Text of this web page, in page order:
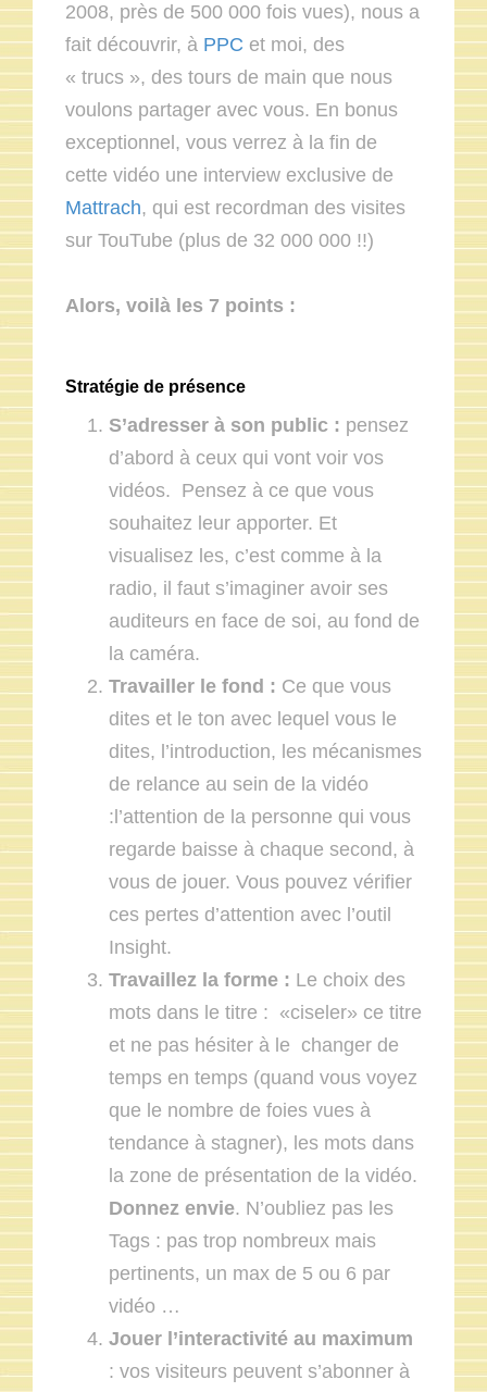
2008, près de 500 000 fois vues), nous a
fait découvrir, à PPC et moi, des
« trucs », des tours de main que nous
voulons partager avec vous. En bonus
exceptionnel, vous verrez à la fin de
cette vidéo une interview exclusive de
Mattrach, qui est recordman des visites
sur TouTube (plus de 32 000 000 !!)
Alors, voilà les 7 points :
Stratégie de présence
S’adresser à son public : pensez
d’abord à ceux qui vont voir vos
vidéos. Pensez à ce que vous
souhaitez leur apporter. Et
visualisez les, c’est comme à la
radio, il faut s’imaginer avoir ses
auditeurs en face de soi, au fond de
la caméra.
Travailler le fond : Ce que vous
dites et le ton avec lequel vous le
dites, l’introduction, les mécanismes
de relance au sein de la vidéo
:l’attention de la personne qui vous
regarde baisse à chaque second, à
vous de jouer. Vous pouvez vérifier
ces pertes d’attention avec l’outil
Insight.
Travaillez la forme : Le choix des
mots dans le titre : «ciseler» ce titre
et ne pas hésiter à le changer de
temps en temps (quand vous voyez
que le nombre de foies vues à
tendance à stagner), les mots dans
la zone de présentation de la vidéo.
Donnez envie. N’oubliez pas les
Tags : pas trop nombreux mais
pertinents, un max de 5 ou 6 par
vidéo …
Jouer l’interactivité au maximum
: vos visiteurs peuvent s’abonner à